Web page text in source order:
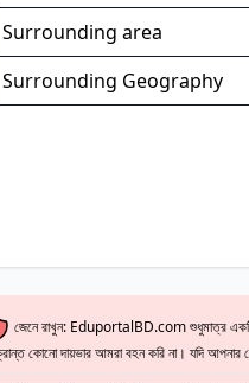
Surrounding area
Surrounding Geography
জেনে রাখুন: EduportalBD.com শুধুমাত্র একটি
কোনো দায়ভার আমরা বহন করি না। যদি আপনার